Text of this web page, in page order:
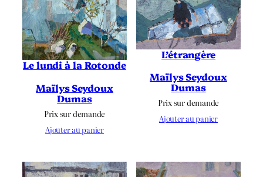
Le lundi à la Rotonde
Maïlys Seydoux
Dumas
Prix sur demande
Ajouter au panier
L’étrangère
Maïlys Seydoux
Dumas
Prix sur demande
Ajouter au panier